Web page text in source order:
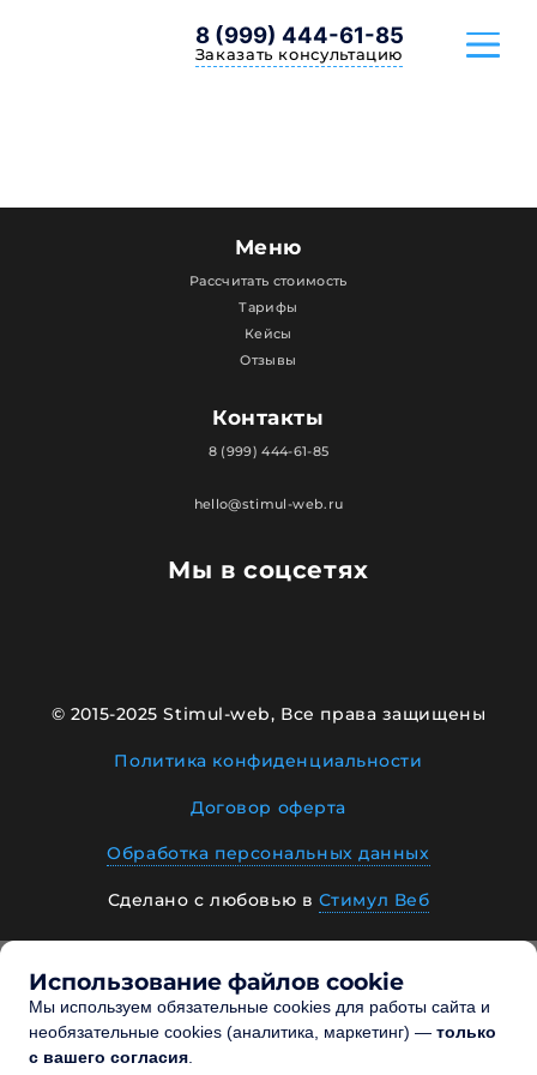
8 (999) 444-61-85
Заказать консультацию
Мы в соцсетях
Меню
Рассчитать стоимость
Тарифы
Кейсы
Отзывы
Контакты
8 (999) 444-61-85
hello@stimul-web.ru
© 2015-2025 Stimul-web, Все права защищены
Политика конфиденциальности
Договор оферта
Обработка персональных данных
Сделано с любовью в Стимул Веб
MAX Позвонить
Использование файлов cookie
Мы используем обязательные cookies для работы сайта и
необязательные cookies (аналитика, маркетинг) — только
с вашего согласия